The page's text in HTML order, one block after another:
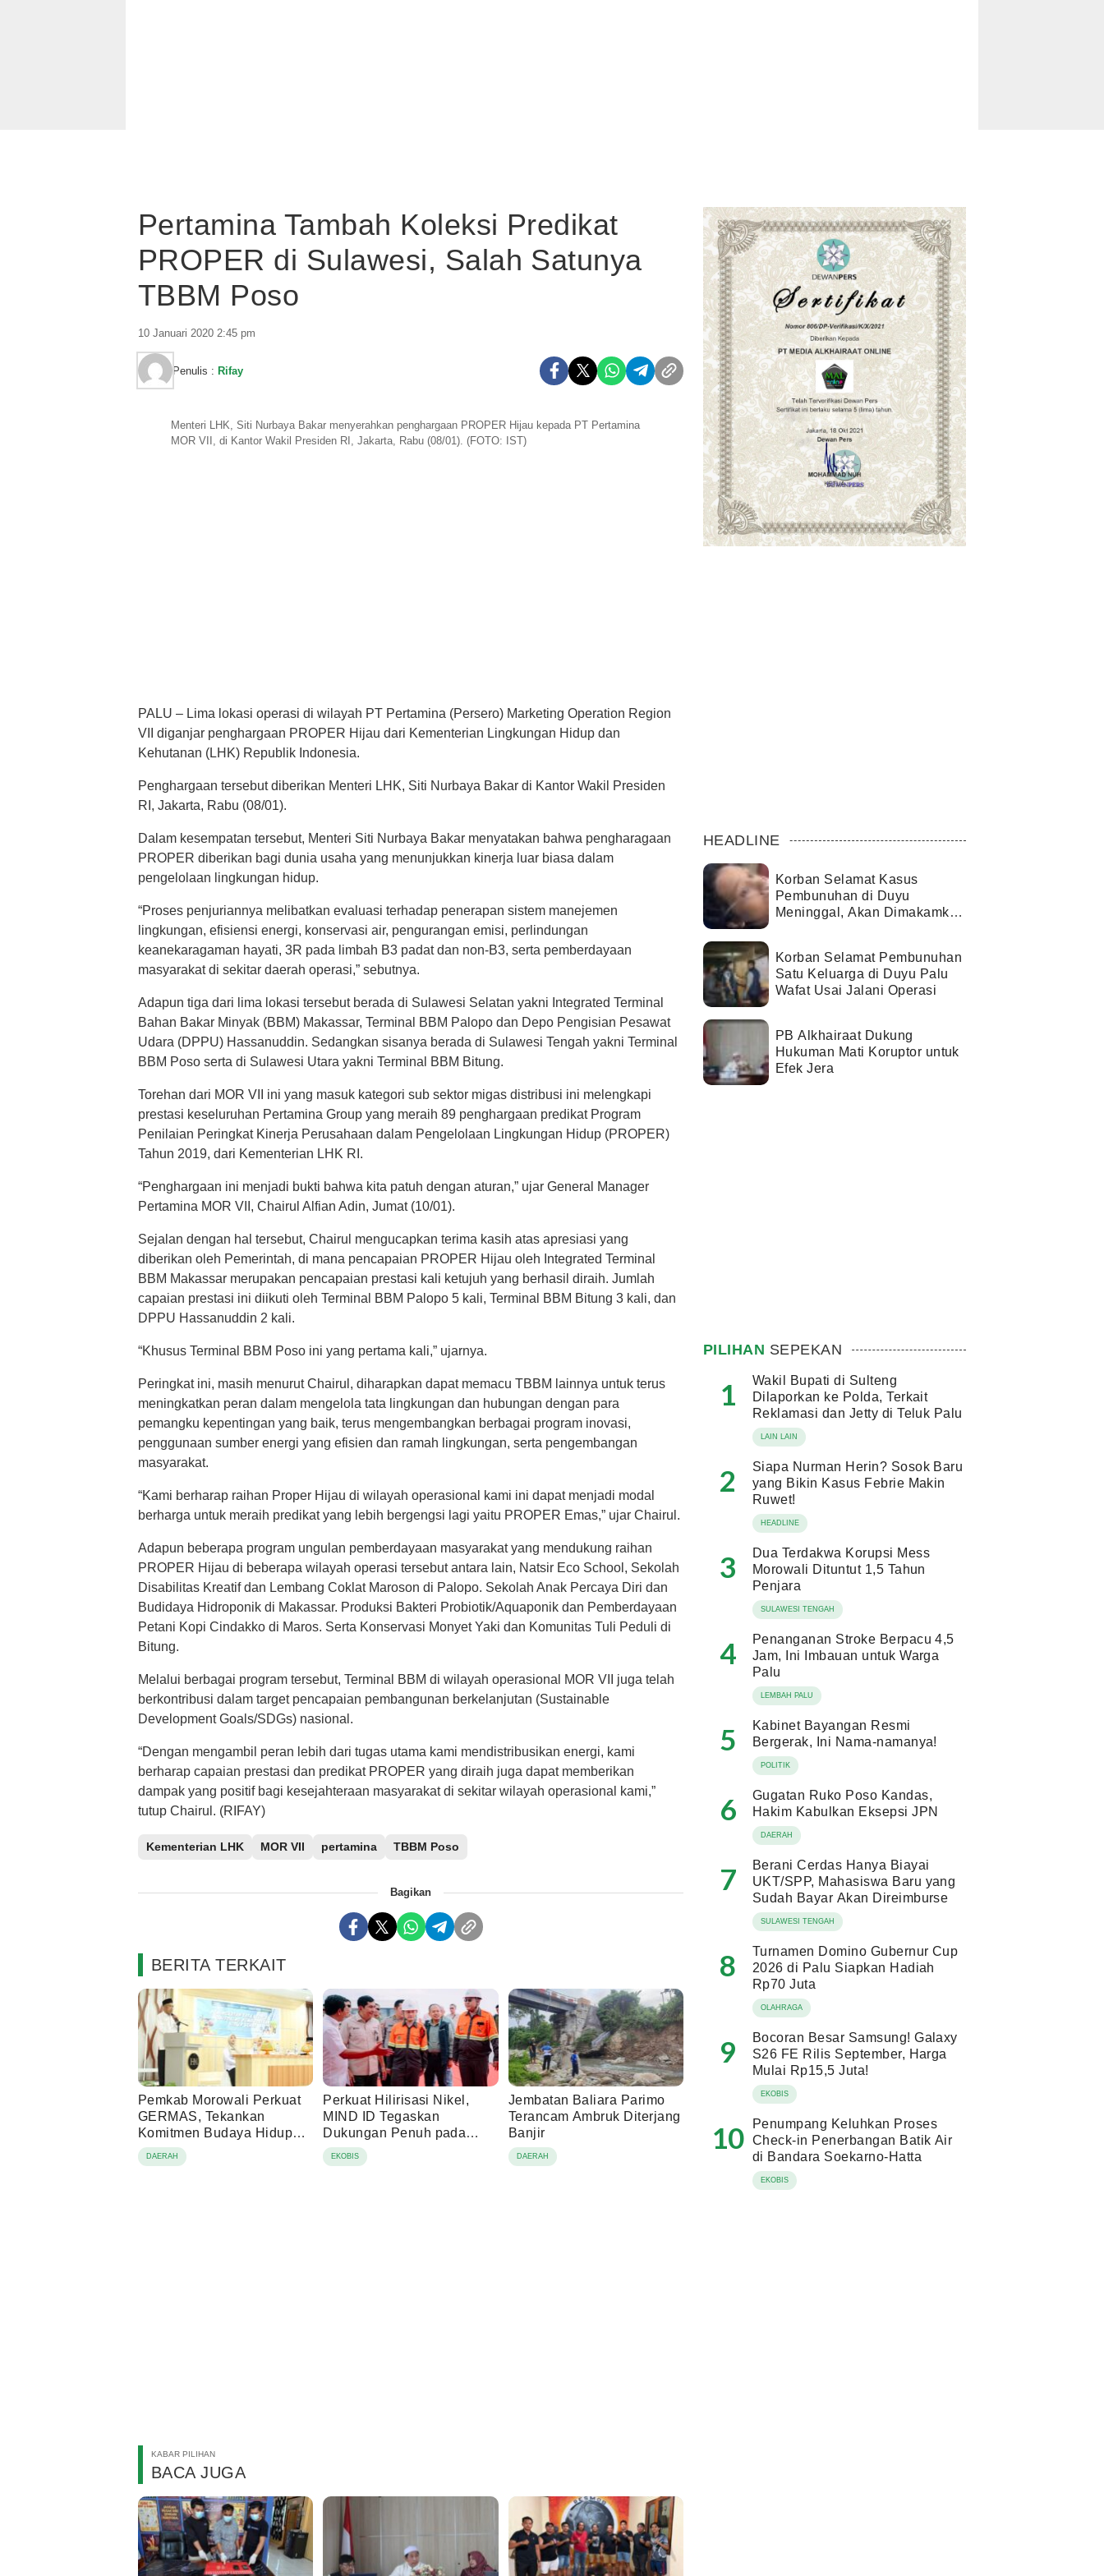
Pertamina Tambah Koleksi Predikat
PROPER di Sulawesi, Salah Satunya
TBBM Poso
10 Januari 2020 2:45 pm
Penulis : Rifay
Menteri LHK, Siti Nurbaya Bakar menyerahkan penghargaan PROPER Hijau kepada PT Pertamina
MOR VII, di Kantor Wakil Presiden RI, Jakarta, Rabu (08/01). (FOTO: IST)
PALU – Lima lokasi operasi di wilayah PT Pertamina (Persero) Marketing Operation Region
VII diganjar penghargaan PROPER Hijau dari Kementerian Lingkungan Hidup dan
Kehutanan (LHK) Republik Indonesia.
Penghargaan tersebut diberikan Menteri LHK, Siti Nurbaya Bakar di Kantor Wakil Presiden
RI, Jakarta, Rabu (08/01).
Dalam kesempatan tersebut, Menteri Siti Nurbaya Bakar menyatakan bahwa pengharagaan
PROPER diberikan bagi dunia usaha yang menunjukkan kinerja luar biasa dalam
pengelolaan lingkungan hidup.
“Proses penjuriannya melibatkan evaluasi terhadap penerapan sistem manejemen
lingkungan, efisiensi energi, konservasi air, pengurangan emisi, perlindungan
keanekaragaman hayati, 3R pada limbah B3 padat dan non-B3, serta pemberdayaan
masyarakat di sekitar daerah operasi,” sebutnya.
Adapun tiga dari lima lokasi tersebut berada di Sulawesi Selatan yakni Integrated Terminal
Bahan Bakar Minyak (BBM) Makassar, Terminal BBM Palopo dan Depo Pengisian Pesawat
Udara (DPPU) Hassanuddin. Sedangkan sisanya berada di Sulawesi Tengah yakni Terminal
BBM Poso serta di Sulawesi Utara yakni Terminal BBM Bitung.
Torehan dari MOR VII ini yang masuk kategori sub sektor migas distribusi ini melengkapi
prestasi keseluruhan Pertamina Group yang meraih 89 penghargaan predikat Program
Penilaian Peringkat Kinerja Perusahaan dalam Pengelolaan Lingkungan Hidup (PROPER)
Tahun 2019, dari Kementerian LHK RI.
“Penghargaan ini menjadi bukti bahwa kita patuh dengan aturan,” ujar General Manager
Pertamina MOR VII, Chairul Alfian Adin, Jumat (10/01).
Sejalan dengan hal tersebut, Chairul mengucapkan terima kasih atas apresiasi yang
diberikan oleh Pemerintah, di mana pencapaian PROPER Hijau oleh Integrated Terminal
BBM Makassar merupakan pencapaian prestasi kali ketujuh yang berhasil diraih. Jumlah
capaian prestasi ini diikuti oleh Terminal BBM Palopo 5 kali, Terminal BBM Bitung 3 kali, dan
DPPU Hassanuddin 2 kali.
“Khusus Terminal BBM Poso ini yang pertama kali,” ujarnya.
Peringkat ini, masih menurut Chairul, diharapkan dapat memacu TBBM lainnya untuk terus
meningkatkan peran dalam mengelola tata lingkungan dan hubungan dengan para
pemangku kepentingan yang baik, terus mengembangkan berbagai program inovasi,
penggunaan sumber energi yang efisien dan ramah lingkungan, serta pengembangan
masyarakat.
“Kami berharap raihan Proper Hijau di wilayah operasional kami ini dapat menjadi modal
berharga untuk meraih predikat yang lebih bergengsi lagi yaitu PROPER Emas,” ujar Chairul.
Adapun beberapa program ungulan pemberdayaan masyarakat yang mendukung raihan
PROPER Hijau di beberapa wilayah operasi tersebut antara lain, Natsir Eco School, Sekolah
Disabilitas Kreatif dan Lembang Coklat Maroson di Palopo. Sekolah Anak Percaya Diri dan
Budidaya Hidroponik di Makassar. Produksi Bakteri Probiotik/Aquaponik dan Pemberdayaan
Petani Kopi Cindakko di Maros. Serta Konservasi Monyet Yaki dan Komunitas Tuli Peduli di
Bitung.
Melalui berbagai program tersebut, Terminal BBM di wilayah operasional MOR VII juga telah
berkontribusi dalam target pencapaian pembangunan berkelanjutan (Sustainable
Development Goals/SDGs) nasional.
“Dengan mengambil peran lebih dari tugas utama kami mendistribusikan energi, kami
berharap capaian prestasi dan predikat PROPER yang diraih juga dapat memberikan
dampak yang positif bagi kesejahteraan masyarakat di sekitar wilayah operasional kami,”
tutup Chairul. (RIFAY)
Kementerian LHK MOR VII pertamina TBBM Poso
Bagikan
BERITA TERKAIT
Pemkab Morowali Perkuat
GERMAS, Tekankan
Komitmen Budaya Hidup
Sehat
DAERAH
Perkuat Hilirisasi Nikel,
MIND ID Tegaskan
Dukungan Penuh pada
Operasional PT Vale di
Pomalaa
EKOBIS
Jembatan Baliara Parimo
Terancam Ambruk Diterjang
Banjir
DAERAH
KABAR PILIHAN
BACA JUGA
HEADLINE
Korban Selamat Kasus
Pembunuhan di Duyu
Meninggal, Akan Dimakamkan
Korban Selamat Pembunuhan
Satu Keluarga di Duyu Palu
Wafat Usai Jalani Operasi
PB Alkhairaat Dukung
Hukuman Mati Koruptor untuk
Efek Jera
PILIHAN SEPEKAN
1
Wakil Bupati di Sulteng
Dilaporkan ke Polda, Terkait
Reklamasi dan Jetty di Teluk Palu
LAIN LAIN
2
Siapa Nurman Herin? Sosok Baru
yang Bikin Kasus Febrie Makin
Ruwet!
HEADLINE
3
Dua Terdakwa Korupsi Mess
Morowali Dituntut 1,5 Tahun
Penjara
SULAWESI TENGAH
4
Penanganan Stroke Berpacu 4,5
Jam, Ini Imbauan untuk Warga
Palu
LEMBAH PALU
5
Kabinet Bayangan Resmi
Bergerak, Ini Nama-namanya!
POLITIK
6
Gugatan Ruko Poso Kandas,
Hakim Kabulkan Eksepsi JPN
DAERAH
7
Berani Cerdas Hanya Biayai
UKT/SPP, Mahasiswa Baru yang
Sudah Bayar Akan Direimburse
SULAWESI TENGAH
8
Turnamen Domino Gubernur Cup
2026 di Palu Siapkan Hadiah
Rp70 Juta
OLAHRAGA
9
Bocoran Besar Samsung! Galaxy
S26 FE Rilis September, Harga
Mulai Rp15,5 Juta!
EKOBIS
10
Penumpang Keluhkan Proses
Check-in Penerbangan Batik Air
di Bandara Soekarno-Hatta
EKOBIS